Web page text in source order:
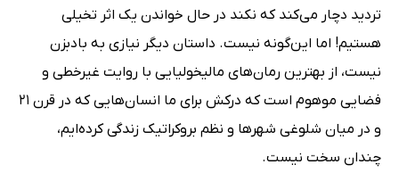
تردید دچار می‌کند که نکند در حال خواندن یک اثر تخیلی
هستیم! اما این‌گونه نیست. داستان دیگر نیازی به بادبزن
نیست، از بهترین رمان‌های مالیخولیایی با روایت غیرخطی و
فضایی موهوم است که درکش برای ما انسان‌هایی که در قرن 21
و در میان شلوغی شهرها و نظم بروکراتیک زندگی کرده‌ایم،
چندان سخت نیست.